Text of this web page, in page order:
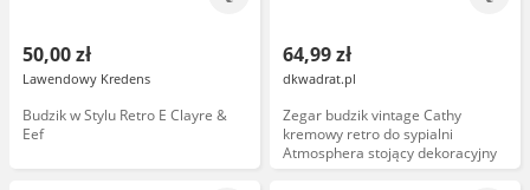
50,00 zł
Lawendowy Kredens
Budzik w Stylu Retro E Clayre &
Eef
64,99 zł
dkwadrat.pl
Zegar budzik vintage Cathy
kremowy retro do sypialni
Atmosphera stojący dekoracyjny